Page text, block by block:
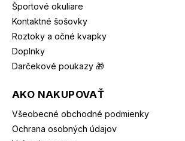
Športové okuliare
Kontaktné šošovky
Roztoky a očné kvapky
Doplnky
Darčekové poukazy 🎁
AKO NAKUPOVAŤ
Všeobecné obchodné podmienky
Ochrana osobných údajov